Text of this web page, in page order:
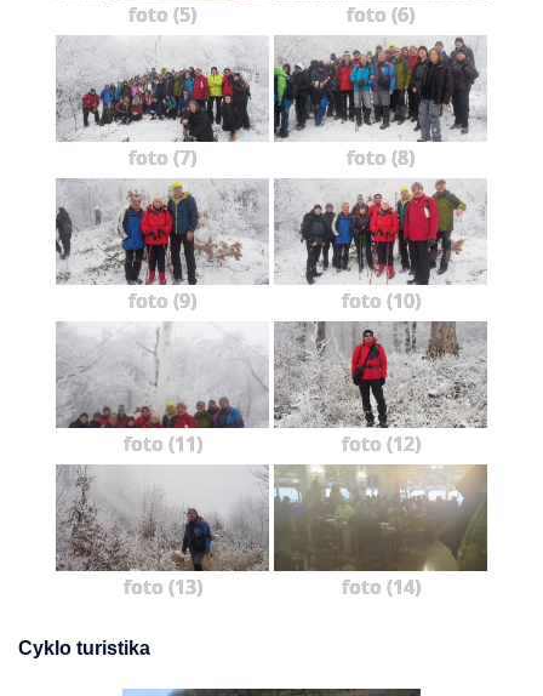
foto (5) foto (6)
foto (7) foto (8)
foto (9) foto (10)
foto (11) foto (12)
foto (13) foto (14)
Cyklo turistika